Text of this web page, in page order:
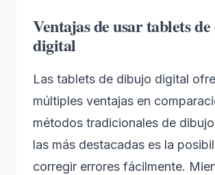
Ventajas de usar tablets
digital
Las tablets de dibujo digital
múltiples ventajas en
métodos tradicionales de
las más destacadas es la
corregir errores fácilmente.